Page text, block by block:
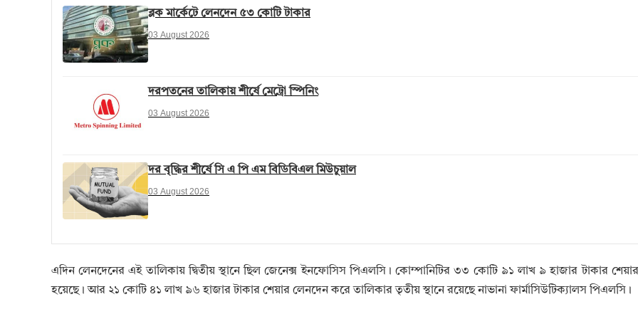
ব্লক মার্কেটে লেনদেন ৫৩ কোটি টাকার
03 August 2026
দরপতনের তালিকায় শীর্ষে মেট্রো স্পিনিং
03 August 2026
দর বৃদ্ধির শীর্ষে সি এ পি এম বিডিবিএল মিউচুয়াল
03 August 2026
এদিন লেনদেনের এই তালিকায় দ্বিতীয় স্থানে ছিল জেনেক্স ইনফোসিস পিএলসি। কোম্পানিটির ৩৩ কোটি ৯১ লাখ ৯ হাজার টাকার
হয়েছে। আর ২১ কোটি ৪১ লাখ ৯৬ হাজার টাকার শেয়ার লেনদেন করে তালিকার তৃতীয় স্থানে রয়েছে নাভানা ফার্মাসিউটিক্যালস পিএলসি।